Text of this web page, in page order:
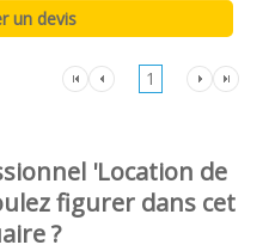
1
'Location de
figurer dans cet
?